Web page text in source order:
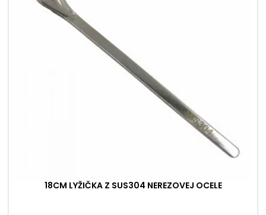
18CM LYŽIČKA Z SUS304 NEREZOVEJ OCELE